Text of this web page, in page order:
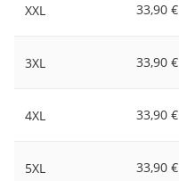
XXL 33,90
3XL 33,90
4XL 33,90
5XL 33,90